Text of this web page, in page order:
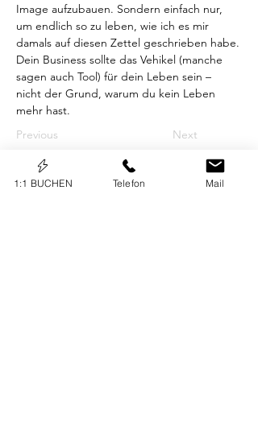
Image aufzubauen. Sondern einfach nur,
um endlich so zu leben, wie ich es mir
damals auf diesen Zettel geschrieben habe.
Dein Business sollte das Vehikel (manche
sagen auch Tool) für dein Leben sein –
nicht der Grund, warum du kein Leben
mehr hast.
Previous
Next
1:1 BUCHEN Telefon Mail